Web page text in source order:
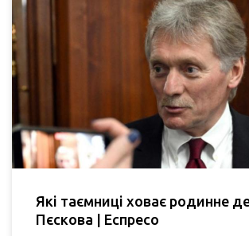
Які таємниці ховає родинне
Пєскова | Еспресо